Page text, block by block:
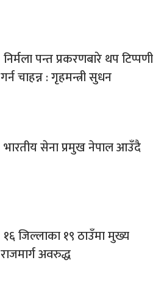
निर्मला पन्त प्रकरणबारे थप टिप्पणी
गर्न चाहन्न : गृहमन्त्री सुधन
भारतीय सेना प्रमुख नेपाल आउँदै
१६ जिल्लाका १९ ठाउँमा मुख्य
राजमार्ग अवरुद्ध